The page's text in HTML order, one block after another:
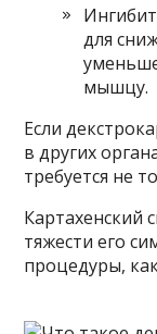
для
мышцу.
Если
в других
требуется не
Картахенский
тяжести его
процедуры,